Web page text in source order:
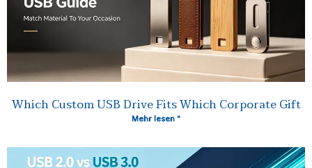
Which Custom USB Drive Fits Which Corporate Gift
Mehr lesen "